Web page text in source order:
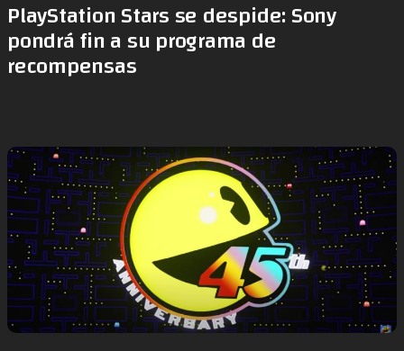
PlayStation Stars se despide: Sony
pondrá fin a su programa de
recompensas